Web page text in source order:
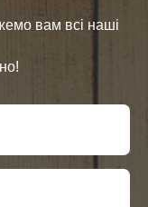
вам всі наші